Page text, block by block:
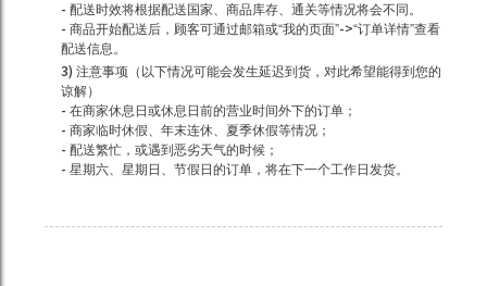
- 配送时效将根据配送国家、商品库存、通关等情况将会不同。
- 商品开始配送后，顾客可通过邮箱或“我的页面”->“订单详情”查看
配送信息。
3) 注意事项（以下情况可能会发生延迟到货，对此希望能得到您的
谅解）
- 在商家休息日或休息日前的营业时间外下的订单；
- 商家临时休假、年末连休、夏季休假等情况；
- 配送繁忙，或遇到恶劣天气的时候；
- 星期六、星期日、节假日的订单，将在下一个工作日发货。